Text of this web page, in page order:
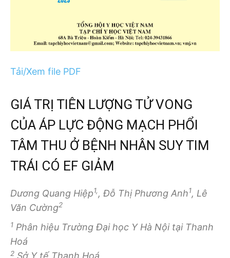
Tải/Xem file PDF
GIÁ TRỊ TIÊN LƯỢNG TỬ VONG
CỦA ÁP LỰC ĐỘNG MẠCH PHỔI
TÂM THU Ở BỆNH NHÂN SUY TIM
TRÁI CÓ EF GIẢM
Dương Quang Hiệp1,, Đỗ Thị Phương Anh1, Lê
Văn Cường2
1 Phân hiệu Trường Đại học Y Hà Nội tại Thanh
Hoá
2